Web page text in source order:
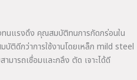
ทนแรงดึง คุณสมบัติทนการกัดกร่อนใน
บัติดีกว่าการใช้งานโดยเหล็ก mild steel
มารถเชื่อมและกลึง ตัด เจาะได้ดี